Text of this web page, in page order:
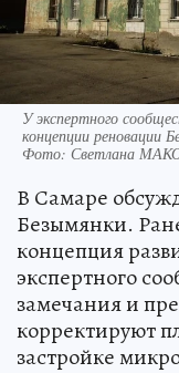
У экспертного
концепции реновации
Фото: Светлана
В Самаре
Безымянки.
концепция
экспертного
замечания и
корректируют
застройке